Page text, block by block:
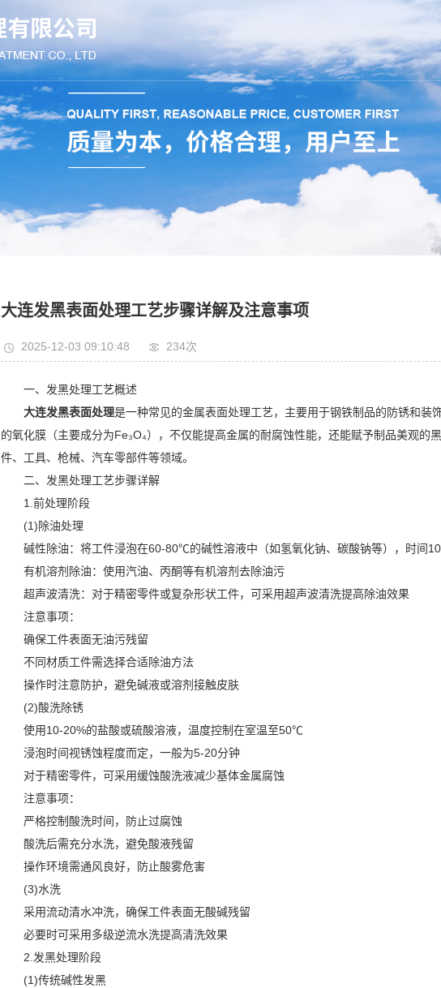
大连发黑表面处理工艺步骤详解及注意事项
2025-12-03 09:10:48 234次
一、发黑处理工艺概述
大连发黑表面处理是一种常见的金属表面处理工艺，主要用于钢铁制品的防锈和装
的氧化膜（主要成分为Fe₃O₄），不仅能提高金属的耐腐蚀性能，还能赋予制品美观的
件、工具、枪械、汽车零部件等领域。
二、发黑处理工艺步骤详解
1.前处理阶段
(1)除油处理
碱性除油：将工件浸泡在60-80℃的碱性溶液中（如氢氧化钠、碳酸钠等），时间
有机溶剂除油：使用汽油、丙酮等有机溶剂去除油污
超声波清洗：对于精密零件或复杂形状工件，可采用超声波清洗提高除油效果
注意事项：
确保工件表面无油污残留
不同材质工件需选择合适除油方法
操作时注意防护，避免碱液或溶剂接触皮肤
(2)酸洗除锈
使用10-20%的盐酸或硫酸溶液，温度控制在室温至50℃
浸泡时间视锈蚀程度而定，一般为5-20分钟
对于精密零件，可采用缓蚀酸洗液减少基体金属腐蚀
注意事项：
严格控制酸洗时间，防止过腐蚀
酸洗后需充分水洗，避免酸液残留
操作环境需通风良好，防止酸雾危害
(3)水洗
采用流动清水冲洗，确保工件表面无酸碱残留
必要时可采用多级逆流水洗提高清洗效果
2.发黑处理阶段
(1)传统碱性发黑